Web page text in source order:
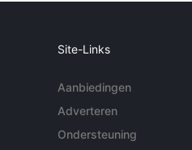
Site-Links
Aanbiedingen
Adverteren
Ondersteuning